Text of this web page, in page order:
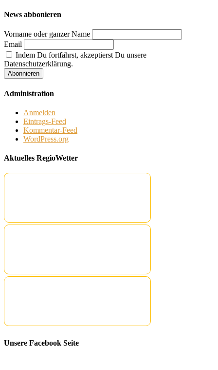
News abbonieren
Vorname oder ganzer Name
Email
Indem Du fortfährst, akzeptierst Du unsere
Datenschutzerklärung.
Administration
Anmelden
Eintrags-Feed
Kommentar-Feed
WordPress.org
Aktuelles RegioWetter
Unsere Facebook Seite